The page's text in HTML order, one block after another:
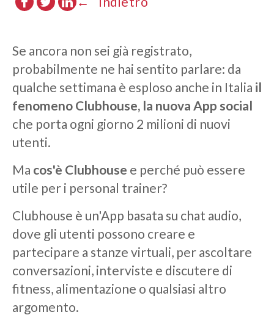
Se ancora non sei già registrato,
probabilmente ne hai sentito parlare: da
qualche settimana è esploso anche in Italia il
fenomeno Clubhouse, la nuova App social
che porta ogni giorno 2 milioni di nuovi
utenti.
Ma cos'è Clubhouse e perché può essere
utile per i personal trainer?
Clubhouse è un'App basata su chat audio,
dove gli utenti possono creare e
partecipare a stanze virtuali, per ascoltare
conversazioni, interviste e discutere di
fitness, alimentazione o qualsiasi altro
argomento.